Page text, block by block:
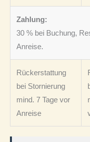
Zahlung:
30 % bei Buchung,
Anreise.
Rückerstattung
bei Stornierung
mind. 7 Tage vor
Anreise